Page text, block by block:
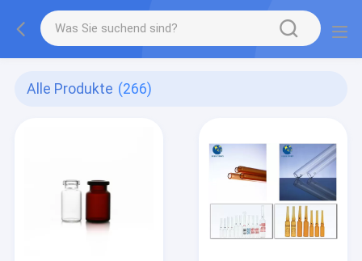
Alle Produkte (266)